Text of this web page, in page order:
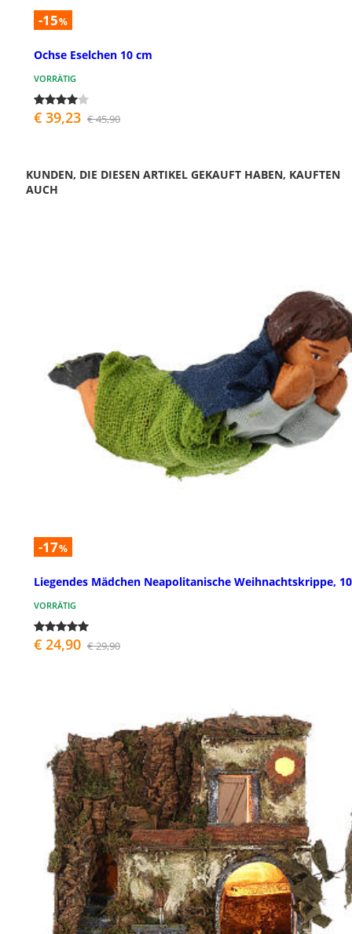
-15%
Ochse Eselchen 10 cm
VORRÄTIG
€ 39,23 € 45,90
KUNDEN, DIE DIESEN ARTIKEL GEKAUFT HABEN, KAUFTEN
AUCH
-17%
Liegendes Mädchen Neapolitanische Weihnachtskrippe,
VORRÄTIG
€ 24,90 € 29,90